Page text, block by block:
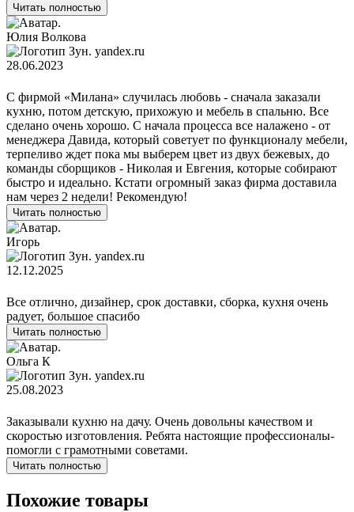
Читать полностью
Юлия Волкова
yandex.ru
28.06.2023
С фирмой «Милана» случилась любовь - сначала заказали
кухню, потом детскую, прихожую и мебель в спальню. Все
сделано очень хорошо. С начала процесса все налажено - от
менеджера Давида, который советует по функционалу мебели,
терпеливо ждет пока мы выберем цвет из двух бежевых, до
команды сборщиков - Николая и Евгения, которые собирают
быстро и идеально. Кстати огромный заказ фирма доставила
нам через 2 недели! Рекомендую!
Читать полностью
Игорь
yandex.ru
12.12.2025
Все отлично, дизайнер, срок доставки, сборка, кухня очень
радует, большое спасибо
Читать полностью
Ольга К
yandex.ru
25.08.2023
Заказывали кухню на дачу. Очень довольны качеством и
скоростью изготовления. Ребята настоящие профессионалы-
помогли с грамотными советами.
Читать полностью
Похожие товары